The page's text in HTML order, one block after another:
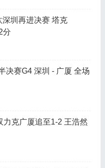
圳再进决赛 塔克
分
决赛G4 深圳 - 广厦 全场
克广厦追至1-2 王浩然